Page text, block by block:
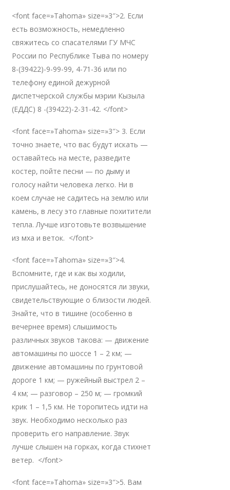
<font face=»Tahoma» size=»3″>2. Если
есть возможность, немедленно
свяжитесь со спасателями ГУ МЧС
России по Республике Тыва по номеру
8-(39422)-9-99-99, 4-71-36 или по
телефону единой дежурной
диспетчерской службы мэрии Кызыла
(ЕДДС) 8 -(39422)-2-31-42. </font>
<font face=»Tahoma» size=»3″> 3. Если
точно знаете, что вас будут искать —
оставайтесь на месте, разведите
костер, пойте песни — по дыму и
голосу найти человека легко. Ни в
коем случае не садитесь на землю или
камень, в лесу это главные похитители
тепла. Лучше изготовьте возвышение
из мха и веток. </font>
<font face=»Tahoma» size=»3″>4.
Вспомните, где и как вы ходили,
прислушайтесь, не доносятся ли звуки,
свидетельствующие о близости людей.
Знайте, что в тишине (особенно в
вечернее время) слышимость
различных звуков такова: — движение
автомашины по шоссе 1 – 2 км; —
движение автомашины по грунтовой
дороге 1 км; — ружейный выстрел 2 –
4 км; — разговор – 250 м; — громкий
крик 1 – 1,5 км. Не торопитесь идти на
звук. Необходимо несколько раз
проверить его направление. Звук
лучше слышен на горках, когда стихнет
ветер. </font>
<font face=»Tahoma» size=»3″>5. Вам